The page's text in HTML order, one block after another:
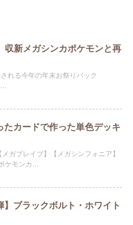
収新メガシンカポケモンと再
れる今年の年末お祭りパック
たカードで作った単色デッキ
ガブレイブ】【メガシンフォニア】
ケモンカ...
】ブラックボルト・ホワイト